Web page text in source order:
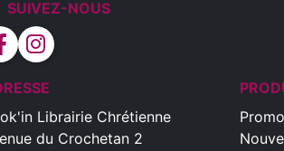
SUIVEZ-NOUS
instagram
Librairie Chrétienne
du Crochetan 2